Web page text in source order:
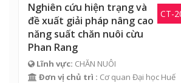
CT-
Nghiên cứu hiện trạng và
đề xuất giải pháp nâng cao
năng suất chăn nuôi cừu
Phan Rang
Lĩnh vực: CHĂN NUÔI
Đơn vị chủ trì : Cơ quan Đại học Huế